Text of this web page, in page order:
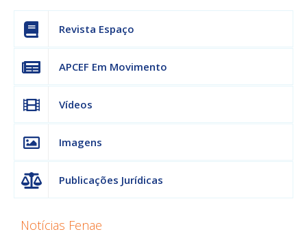
Revista Espaço
APCEF Em Movimento
Vídeos
Imagens
Publicações Jurídicas
Notícias Fenae